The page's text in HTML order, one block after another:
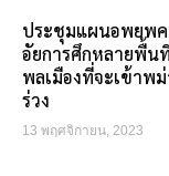
ประชุมแผนอพยพค
อัยการศึกหลายพื้น
พลเมืองที่จะเข้าพ
ร่วง
13 พฤศจิกายน, 2023